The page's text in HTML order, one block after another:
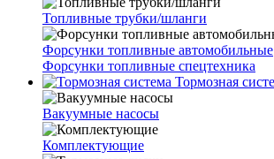
Топливные трубки/шланги
Форсунки топливные автомобильные
Форсунки топливные спецтехника
Тормозная
Вакуумные насосы
Комплектующие